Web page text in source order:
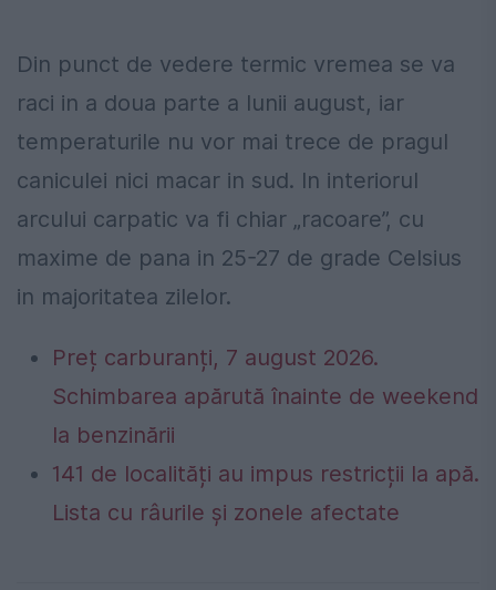
Din punct de vedere termic vremea se va
raci in a doua parte a lunii august, iar
temperaturile nu vor mai trece de pragul
caniculei nici macar in sud. In interiorul
arcului carpatic va fi chiar „racoare”, cu
maxime de pana in 25-27 de grade Celsius
in majoritatea zilelor.
Preț carburanți, 7 august 2026.
Schimbarea apărută înainte de weekend
la benzinării
141 de localități au impus restricții la apă.
Lista cu râurile și zonele afectate